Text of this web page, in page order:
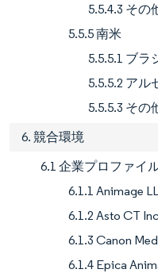
5.5.4.3 その
5.5.5 南米
5.5.5.1 ブラ
5.5.5.2 アル
5.5.5.3 その
6. 競合環境
6.1 企業プロファイ
6.1.1 Animage
6.1.2 Asto CT
6.1.3 Canon
6.1.4 Epica